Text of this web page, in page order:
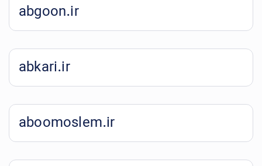
abgoon.ir
abkari.ir
aboomoslem.ir